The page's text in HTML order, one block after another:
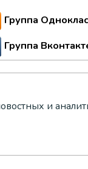
Группа
Группа
и